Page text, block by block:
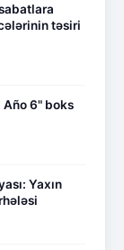
təsiri
Año 6" boks
Yaxın